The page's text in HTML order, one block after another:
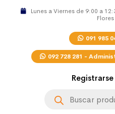
Lunes a Viernes de 9:00 a
091 985
092 728 281 -
Registrarse